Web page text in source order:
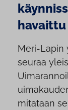
havaittu
Meri-Lapin
seuraa
mitataan